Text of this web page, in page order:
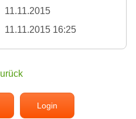
11.11.2015
11.11.2015 16:25
Login